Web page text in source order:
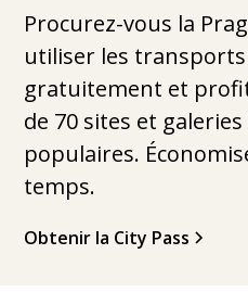
Procurez-vous la
utiliser les
gratuitement et
de 70 sites et
populaires.
temps.
Obtenir la City Pass